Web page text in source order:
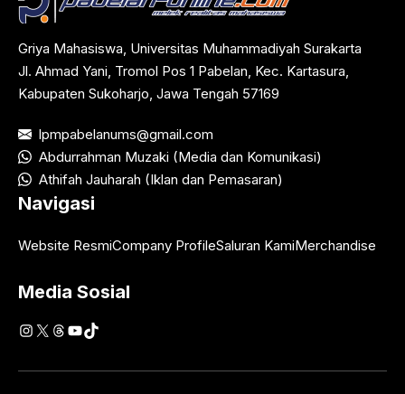
Griya Mahasiswa, Universitas Muhammadiyah Surakarta
Jl. Ahmad Yani, Tromol Pos 1 Pabelan, Kec. Kartasura,
Kabupaten Sukoharjo, Jawa Tengah 57169
lpmpabelanums@gmail.com
Abdurrahman Muzaki (Media dan Komunikasi)
Athifah Jauharah (Iklan dan Pemasaran)
Navigasi
Website ResmiCompany ProfileSaluran KamiMerchandise
Media Sosial
Instagram
X Threads
YouTube
TikTok